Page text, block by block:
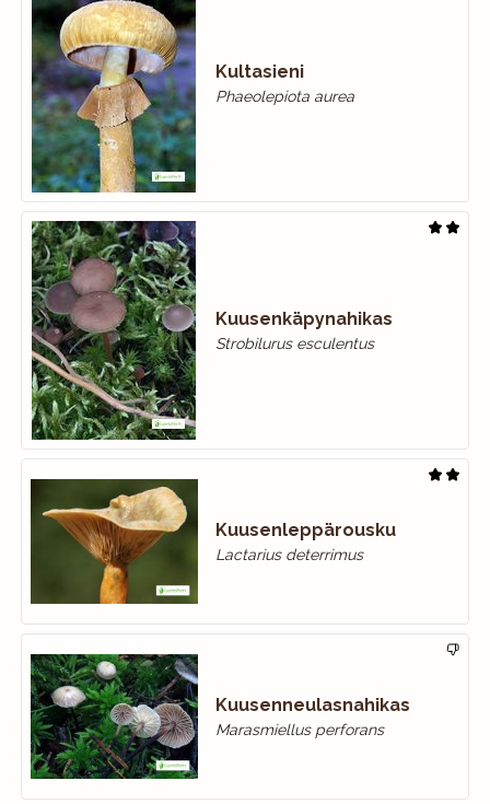
Kultasieni
Phaeolepiota aurea
Kuusenkäpynahikas
Strobilurus esculentus
Kuusenleppärousku
Lactarius deterrimus
Kuusenneulasnahikas
Marasmiellus perforans